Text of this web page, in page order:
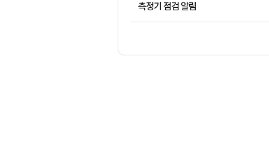
측정기 점검 알림